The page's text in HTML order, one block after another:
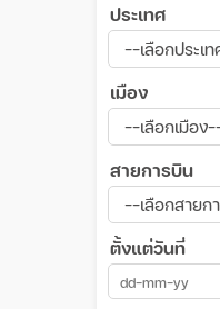
ประเทศ
เมือง
สายการบิน
ตั้งแต่วันที่